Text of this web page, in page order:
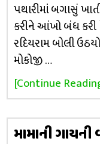
પથારીમાં બગાસું
કરીને આંખો બંધ કરી
રદિયરામ બોલી
મોકોજી …
[Continue
મામાની ગાયની